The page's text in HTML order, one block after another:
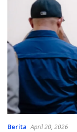
Berita April 20, 2026